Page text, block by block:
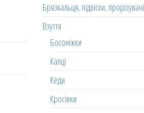
Брязкальця, підвіски, прорізувачі
Взуття
Босоніжки
Капці
Кеди
Кросівки